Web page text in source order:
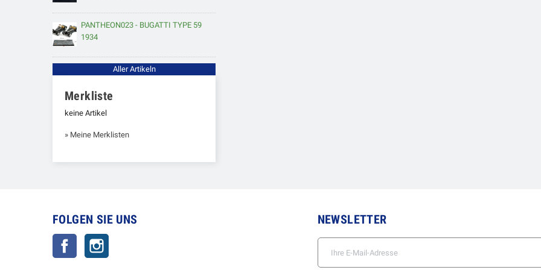
PANTHEON023 - BUGATTI TYPE 59
1934
Aller Artikeln
Merkliste
keine Artikel
» Meine Merklisten
FOLGEN SIE UNS
Facebook
NEWSLETTER